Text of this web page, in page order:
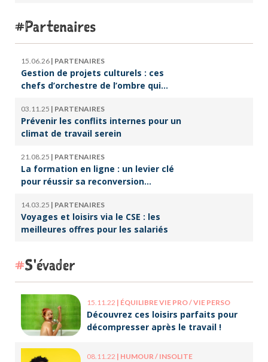
Partenaires
15.06.26 | PARTENAIRES
Gestion de projets culturels : ces
chefs d’orchestre de l’ombre qui
03.11.25 | PARTENAIRES
Prévenir les conflits internes pour un
climat de travail serein
21.08.25 | PARTENAIRES
La formation en ligne : un levier clé
pour réussir sa reconversion
14.03.25 | PARTENAIRES
Voyages et loisirs via le CSE : les
meilleures offres pour les salariés
S'évader
15.11.22 | ÉQUILIBRE VIE PRO / VIE PERSO
Découvrez ces loisirs parfaits pour
décompresser après le travail !
08.11.22 | HUMOUR / INSOLITE